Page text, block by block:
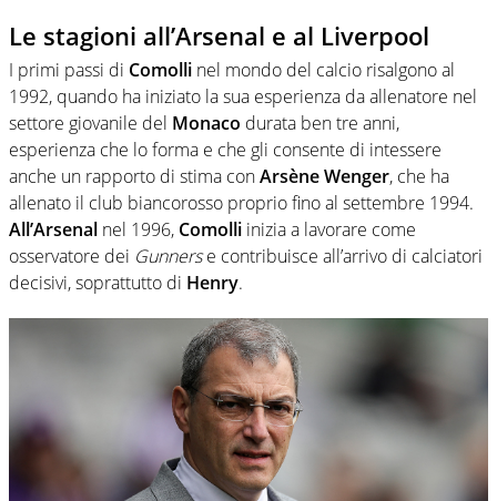
Le stagioni all’Arsenal e al Liverpool
I primi passi di Comolli nel mondo del calcio risalgono al
1992, quando ha iniziato la sua esperienza da allenatore nel
settore giovanile del Monaco durata ben tre anni,
esperienza che lo forma e che gli consente di intessere
anche un rapporto di stima conArsène Wenger, che ha
allenato il club biancorosso proprio fino al settembre 1994.
All’Arsenal nel 1996, Comolli inizia a lavorare come
osservatore dei Gunnerse contribuisce all’arrivo di calciatori
decisivi, soprattutto di Henry.